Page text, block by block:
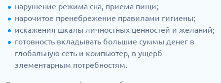
нарушение режима сна, приема пищи;
нарочитое пренебрежение правилами гигиены;
искажения шкалы личностных ценностей и желаний;
готовность вкладывать большие суммы денег в
глобальную сеть и компьютер, в ущерб
элементарным потребностям.